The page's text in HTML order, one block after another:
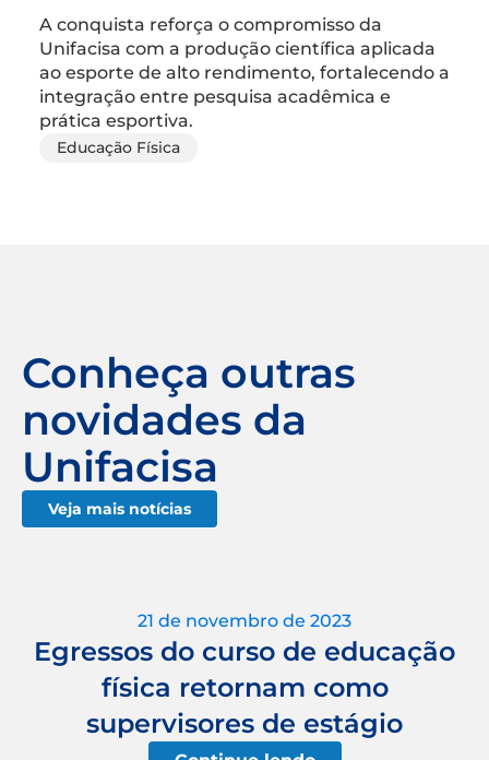
A conquista reforça o compromisso da
Unifacisa com a produção científica aplicada
ao esporte de alto rendimento, fortalecendo a
integração entre pesquisa acadêmica e
prática esportiva.
Educação Física
Conheça outras
novidades da
Unifacisa
Veja mais notícias
21 de novembro de 2023
Egressos do curso de educação
física retornam como
supervisores de estágio